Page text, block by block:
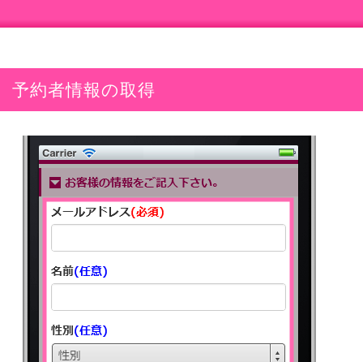
予約者情報の取得